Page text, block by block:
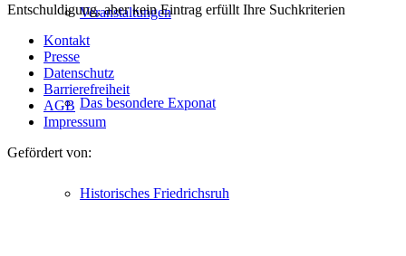
Veranstaltungen
Das besondere Exponat
Historisches Friedrichsruh
Entschuldigung, aber kein Eintrag erfüllt Ihre Suchkriterien
Kontakt
Presse
Datenschutz
Barrierefreiheit
AGB
Impressum
Gefördert von: